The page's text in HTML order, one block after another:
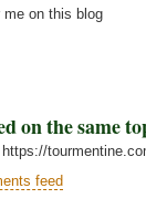
me on this blog
on the same
feed